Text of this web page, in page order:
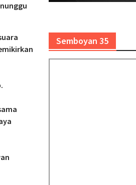
Semboyan 35